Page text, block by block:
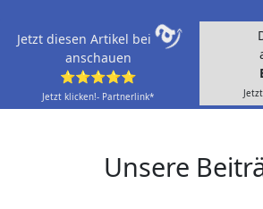
Jetzt diesen Artikel bei
anschauen
⭐⭐⭐⭐⭐
Jetzt klicken!- Partnerlink*
Unsere